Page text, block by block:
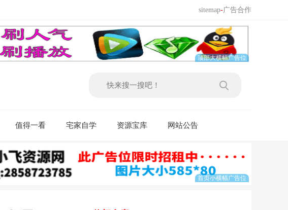
sitemap-广告合作
值得一看 宅家自学 资源宝库 网站公告